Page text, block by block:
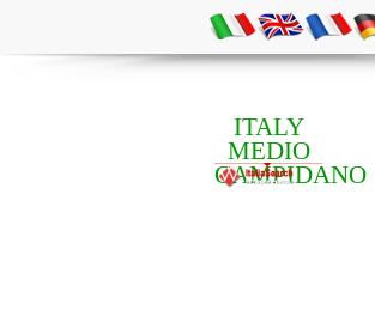
ITALY
MEDIO
CAMPIDANO